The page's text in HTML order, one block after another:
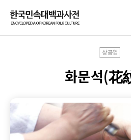
상공업
화문석(花